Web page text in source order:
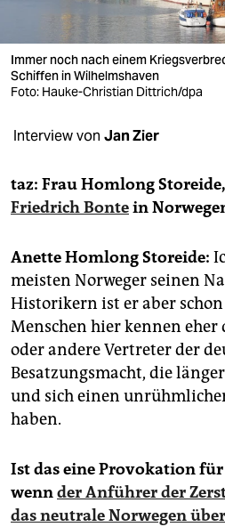
veranstaltungen
shop
fragen & hilfe
abo
Immer noch nach einem
Schiffen in Wilhelmshaven
Foto: Hauke-Christian Dittrich/dpa
Interview von Jan Zier
taz: Frau Homlong Storeide,
Friedrich Bontein
Anette Homlong Storeide:
meisten Norweger seinen
Historikern ist er aber
Menschen hier kennen eher
oder andere Vertreter der
Besatzungsmacht, die
und sich einen
haben.
Ist das eine Provokation
wennder Anführer der
das neutrale Norwegen